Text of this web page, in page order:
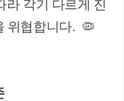
라 각기 다르게 진
위협합니다. 🦠